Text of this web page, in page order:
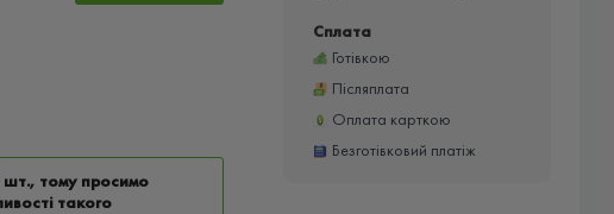
шт., тому просимо
такого
Сплата
Готівкою
Післяплата
Оплата карткою
Безготівковий платіж